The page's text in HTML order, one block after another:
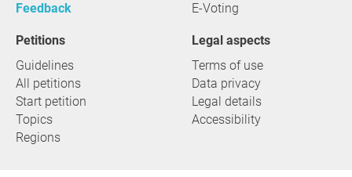
Feedback
E-Voting
Petitions
Guidelines
All petitions
Start petition
Topics
Regions
Legal aspects
Terms of use
Data privacy
Legal details
Accessibility